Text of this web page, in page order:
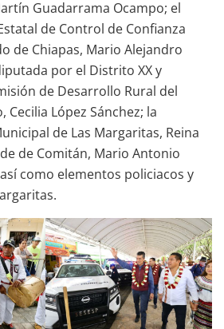
Guadarrama Ocampo; el
de Control de Confianza
de Chiapas, Mario Alejandro
por el Distrito XX y
de Desarrollo Rural del
Cecilia López Sánchez; la
de Las Margaritas, Reina
de Comitán, Mario Antonio
como elementos policiacos y